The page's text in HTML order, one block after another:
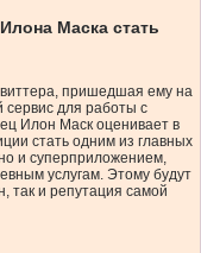
Маска стать
пришедшая ему на
сервис для работы с
Илон Маск оценивает в
стать одним из главных
и суперприложением,
услугам. Этому будут
так и репутация самой